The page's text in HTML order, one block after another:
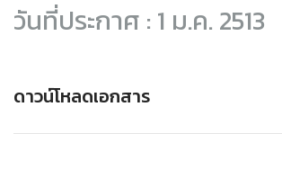
วันที่ประกาศ : 1 ม.ค. 2513
ดาวน์โหลดเอกสาร